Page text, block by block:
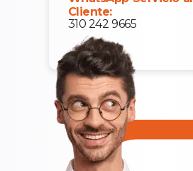
Cliente:
310 242 9665